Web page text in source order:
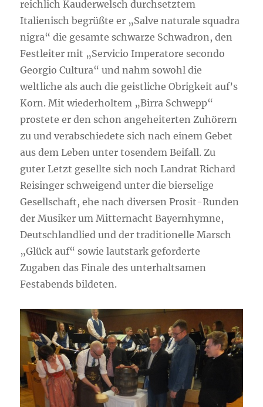
reichlich Kauderwelsch durchsetztem
Italienisch begrüßte er „Salve naturale squadra
nigra“ die gesamte schwarze Schwadron, den
Festleiter mit „Servicio Imperatore secondo
Georgio Cultura“ und nahm sowohl die
weltliche als auch die geistliche Obrigkeit auf’s
Korn. Mit wiederholtem „Birra Schwepp“
prostete er den schon angeheiterten Zuhörern
zu und verabschiedete sich nach einem Gebet
aus dem Leben unter tosendem Beifall. Zu
guter Letzt gesellte sich noch Landrat Richard
Reisinger schweigend unter die bierselige
Gesellschaft, ehe nach diversen Prosit-Runden
der Musiker um Mitternacht Bayernhymne,
Deutschlandlied und der traditionelle Marsch
„Glück auf“ sowie lautstark geforderte
Zugaben das Finale des unterhaltsamen
Festabends bildeten.